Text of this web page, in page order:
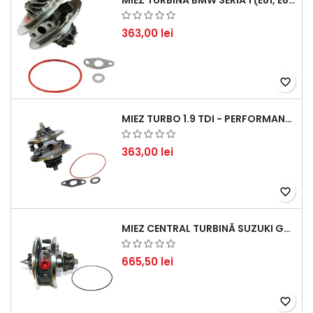
363,00 lei
favorite_border
MIEZ TURBO 1.9 TDI - PERFORMANȚĂ FIABILĂ PENTRU AUDI, SEAT, SKODA ȘI VW
363,00 lei
favorite_border
MIEZ CENTRAL TURBINĂ SUZUKI GRAND ESCUDO II 1.9 DDIS TRACȚIUNE INTEGRALĂ - MOTORIZARE 1.9L, 95 KW (129 CP)
665,50 lei
favorite_border